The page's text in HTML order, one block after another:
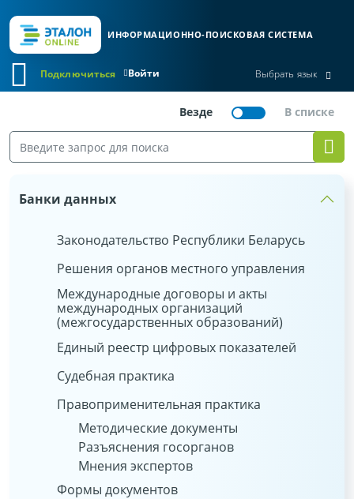
ИНФОРМАЦИОННО-ПОИСКОВАЯ СИСТЕМА
Войти
Подключиться Выбрать язык
Банки данных
Законодательство Республики Беларусь
Решения органов местного управления
Международные договоры и акты
международных организаций
(межгосударственных образований)
Единый реестр цифровых показателей
Судебная практика
Правоприменительная практика
Методические документы
Разъяснения госорганов
Мнения экспертов
Формы документов